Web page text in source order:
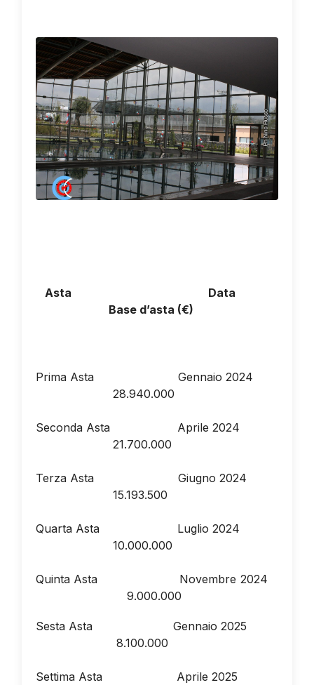
Asta
Data
Base d’asta (€)
Prima Asta Gennaio 2024
28.940.000
Seconda Asta Aprile 2024
21.700.000
Terza Asta Giugno 2024
15.193.500
Quarta Asta Luglio 2024
10.000.000
Quinta Asta Novembre 2024
9.000.000
Sesta Asta Gennaio 2025
8.100.000
Settima Asta Aprile 2025